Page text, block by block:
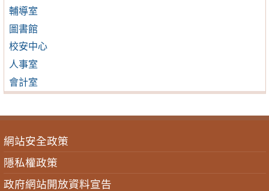
輔導室
圖書館
校安中心
人事室
會計室
網站安全政策
隱私權政策
政府網站開放資料宣告